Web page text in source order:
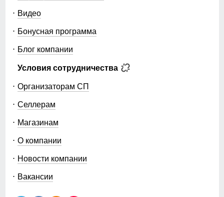
Видео
Бонусная программа
Блог компании
Условия сотрудничества
Организаторам СП
Селлерам
Магазинам
О компании
Новости компании
Вакансии